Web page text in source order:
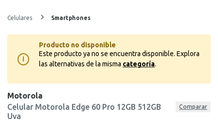
Celulares Smartphones
i
Producto no disponible
Este producto ya no se encuentra disponible. Explora
las alternativas de la misma categoría.
Motorola
Celular Motorola Edge 60 Pro 12GB 512GB
Uva
Comparar